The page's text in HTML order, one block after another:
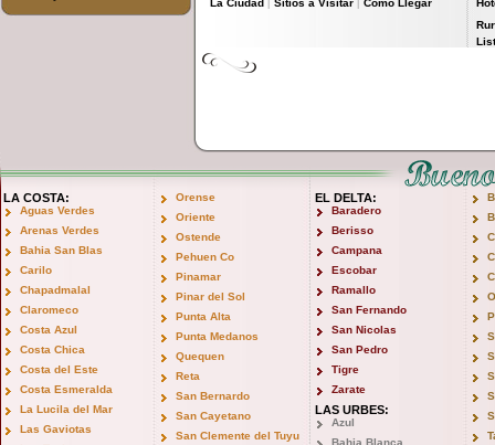
La Ciudad
Sitios a Visitar Como Llegar
LA COSTA:
Aguas Verdes
Arenas Verdes
Bahia San Blas
Carilo
Chapadmalal
Claromeco
Costa Azul
Costa Chica
Costa del Este
Costa Esmeralda
La Lucila del Mar
Las Gaviotas
Orense
Oriente
Ostende
Pehuen Co
Pinamar
Pinar del Sol
Punta Alta
Punta Medanos
Quequen
Reta
San Bernardo
San Cayetano
San Clemente del Tuyu
EL DELTA:
Baradero
Berisso
Campana
Escobar
Ramallo
San Fernando
San Nicolas
San Pedro
Tigre
Zarate
LAS URBES:
Azul
Bahia Blanca